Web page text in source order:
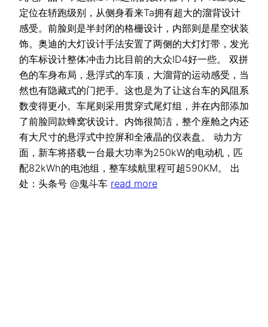
定位在轿跑级别，从侧身看来Ta拥有超大的溜背设计
感受。前脸则是半封闭的格栅设计，内部则是星空状装
饰。奥迪的大灯设计手法安置了两侧的大灯灯带，发光
的车标设计整体冲击力比目前的大众ID4好一些。 双拼
色的车身布局，悬浮式的车顶，大溜背的运动感受，当
然也有隐藏式的门把手。这也是为了让这台车的风阻系
数变得更小。车尾则采用贯穿式尾灯组，并在内部添加
了前脸同款蜂窝状设计。内饰很简洁，整个座舱之内还
有大尺寸的悬浮式中控屏和全液晶的仪表盘。 动力方
面，新车将搭载一台最大功率为250kW的电动机，匹
配82kWh的电池组，整车续航里程可超590KM。 出
处：头条号 @鬼斗车 read more